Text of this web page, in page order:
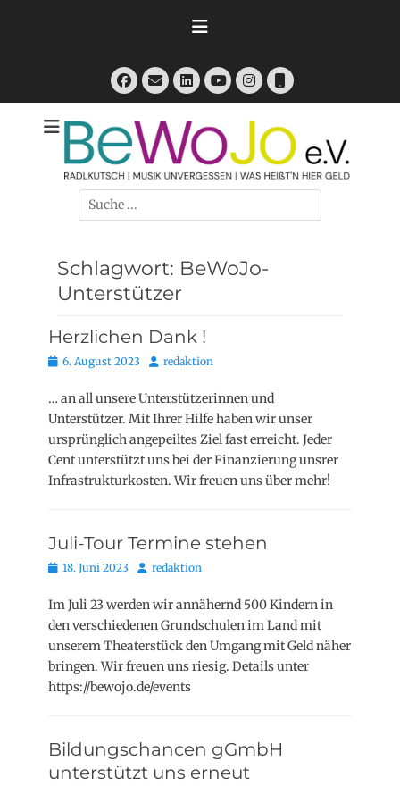
Facebook
E-
Mail
LinkedIn
YouTube
Instagram
Telefon
BeWoJo e.V.
RadlKutsch - Musik Unvergessen - Was heißt'n hier Geld
Suchen
nach:
Schlagwort: BeWoJo-
Unterstützer
Herzlichen Dank !
Posted
6. August 2023 Autorredaktion
… an all unsere Unterstützerinnen und
Unterstützer. Mit Ihrer Hilfe haben wir unser
ursprünglich angepeiltes Ziel fast erreicht. Jeder
Cent unterstützt uns bei der Finanzierung unsrer
Infrastrukturkosten. Wir freuen uns über mehr!
Juli-Tour Termine stehen
Posted
18. Juni 2023 Autorredaktion
Im Juli 23 werden wir annähernd 500 Kindern in
den verschiedenen Grundschulen im Land mit
unserem Theaterstück den Umgang mit Geld näher
bringen. Wir freuen uns riesig. Details unter
https://bewojo.de/events
Bildungschancen gGmbH
unterstützt uns erneut